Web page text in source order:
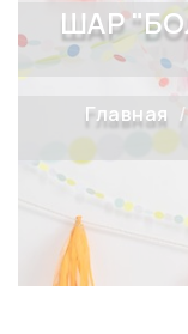
ШАР
Главная